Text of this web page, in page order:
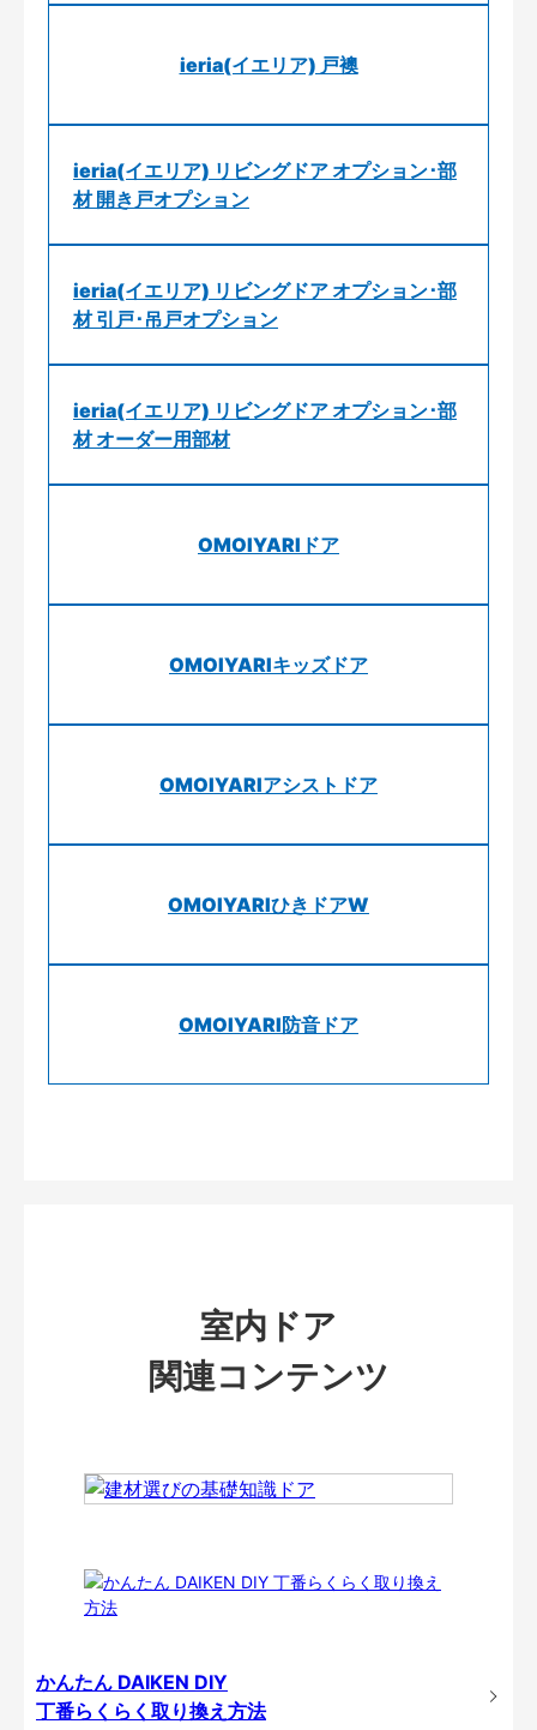
ieria(イエリア) 戸襖
ieria(イエリア) リビングドア オプション･部
材 開き戸オプション
ieria(イエリア) リビングドア オプション･部
材 引戸･吊戸オプション
ieria(イエリア) リビングドア オプション･部
材 オーダー用部材
OMOIYARIドア
OMOIYARIキッズドア
OMOIYARIアシストドア
OMOIYARIひきドアW
OMOIYARI防音ドア
室内ドア
関連コンテンツ
かんたん DAIKEN DIY
丁番らくらく取り換え方法